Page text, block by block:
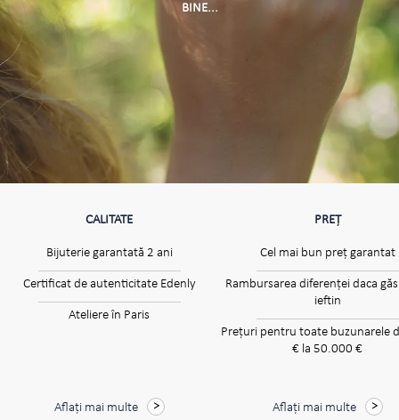
BINE...
CALITATE
Bijuterie garantată 2 ani
Certificat de autenticitate Edenly
Ateliere în Paris
Aflați mai multe
PREȚ
Cel mai bun preț garantat
Rambursarea diferenței daca
ieftin
Prețuri pentru toate buzunarele
€ la 50.000 €
Aflați mai multe